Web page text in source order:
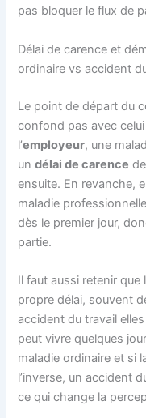
pas bloquer le flux de
Délai de carence et
ordinaire vs accident
Le point de départ du
confond pas avec
l’employeur, une
undélai de carence
ensuite. En revanche,
maladie
dès le premier jour,
partie.
Il faut aussi retenir que
propre délai, souvent
accident du travail
peut vivre quelques
maladie ordinaire et si
l’inverse, un accident
ce qui change la